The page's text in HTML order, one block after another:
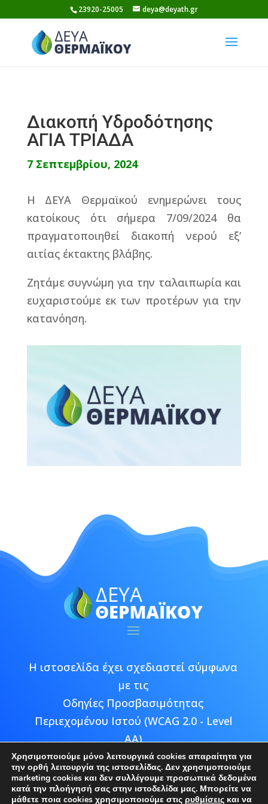
to
content
23920-25005 deya@deyath.gr
Διακοπή Υδροδότησης
ΑΓΙΑ ΤΡΙΑΔΑ
7 Σεπτεμβρίου, 2024
Η ΔΕΥΑ Θερμαϊκού ενημερώνει τους
κατοίκους ότι σήμερα 7/09/2024 θα
πραγματοποιηθεί διακοπή νερού εξ’
αιτίας έκτακτης βλάβης.
Ζητάμε συγνώμη για την ταλαιπωρία και
ευχαριστούμε εκ των προτέρων για την
κατανόηση.
Η ιστοσελίδα έχει σχεδιαστεί σύμφωνα
με τις
Οδηγίες Προσβασιμότητας
Περιεχομένου Ιστού (WCAG 2.0 - Level
AA)
Χρησιμοποιούμε μόνο λειτουργικά cookies απαραίτητα για
την ορθή λειτουργία της ιστοσελίδας. Δεν χρησιμοποιούμε
marketing cookies και δεν συλλέγουμε προσωπικά δεδομένα
κατά την πλοήγησή σας στην ιστοδελίδα μας. Μπορείτε να
μάθετε ποια cookies χρησιμοποιούμε στις ρυθμίσεις και να